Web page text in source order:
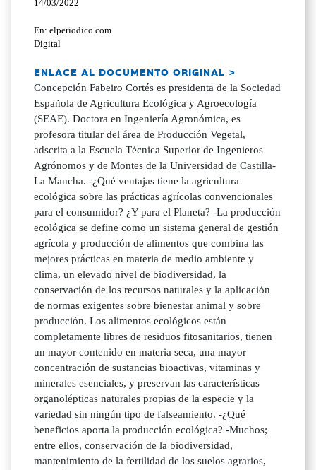
14/03/2022
En: elperiodico.com
Digital
ENLACE AL DOCUMENTO ORIGINAL >
Concepción Fabeiro Cortés es presidenta de la Sociedad
Española de Agricultura Ecológica y Agroecología
(SEAE). Doctora en Ingeniería Agronómica, es
profesora titular del área de Producción Vegetal,
adscrita a la Escuela Técnica Superior de Ingenieros
Agrónomos y de Montes de la Universidad de Castilla-
La Mancha. -¿Qué ventajas tiene la agricultura
ecológica sobre las prácticas agrícolas convencionales
para el consumidor? ¿Y para el Planeta? -La producción
ecológica se define como un sistema general de gestión
agrícola y producción de alimentos que combina las
mejores prácticas en materia de medio ambiente y
clima, un elevado nivel de biodiversidad, la
conservación de los recursos naturales y la aplicación
de normas exigentes sobre bienestar animal y sobre
producción. Los alimentos ecológicos están
completamente libres de residuos fitosanitarios, tienen
un mayor contenido en materia seca, una mayor
concentración de sustancias bioactivas, vitaminas y
minerales esenciales, y preservan las características
organolépticas naturales propias de la especie y la
variedad sin ningún tipo de falseamiento. -¿Qué
beneficios aporta la producción ecológica? -Muchos;
entre ellos, conservación de la biodiversidad,
mantenimiento de la fertilidad de los suelos agrarios,